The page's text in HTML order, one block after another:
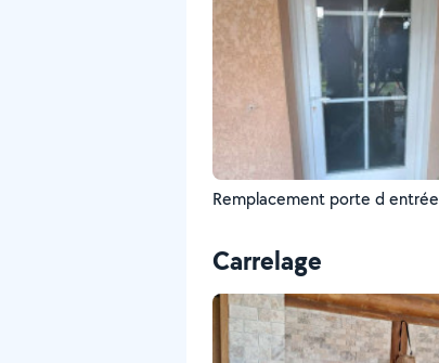
Remplacement porte d entrée
Carrelage